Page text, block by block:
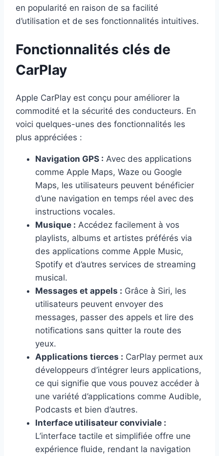
en popularité en raison de sa facilité
d’utilisation et de ses fonctionnalités intuitives.
Fonctionnalités clés de
CarPlay
Apple CarPlay est conçu pour améliorer la
commodité et la sécurité des conducteurs. En
voici quelques-unes des fonctionnalités les
plus appréciées :
Navigation GPS : Avec des applications
comme Apple Maps, Waze ou Google
Maps, les utilisateurs peuvent bénéficier
d’une navigation en temps réel avec des
instructions vocales.
Musique : Accédez facilement à vos
playlists, albums et artistes préférés via
des applications comme Apple Music,
Spotify et d’autres services de streaming
musical.
Messages et appels : Grâce à Siri, les
utilisateurs peuvent envoyer des
messages, passer des appels et lire des
notifications sans quitter la route des
yeux.
Applications tierces : CarPlay permet aux
développeurs d’intégrer leurs applications,
ce qui signifie que vous pouvez accéder à
une variété d’applications comme Audible,
Podcasts et bien d’autres.
Interface utilisateur conviviale :
L’interface tactile et simplifiée offre une
expérience fluide, rendant la navigation